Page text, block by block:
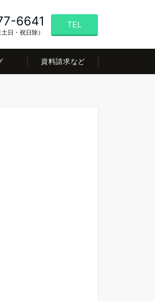
6641
日・祝日除）
TEL
資料請求など